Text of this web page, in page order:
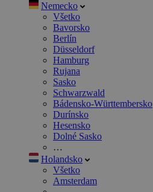
Nemecko
Všetko
Bavorsko
Berlín
Düsseldorf
Hamburg
Rujana
Sasko
Schwarzwald
Bádensko-Württembersko
Durínsko
Hesensko
Dolné Sasko
…
Holandsko
Všetko
Amsterdam